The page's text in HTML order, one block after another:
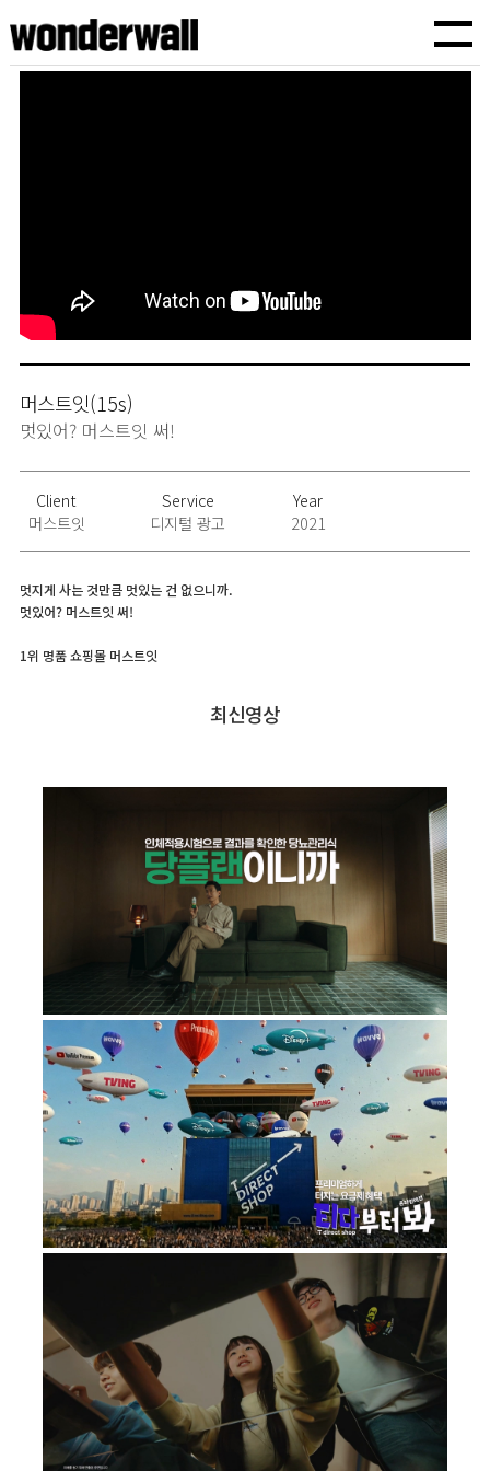
머스트잇(15s)
멋있어? 머스트잇 써!
Client
머스트잇
Service
디지털 광고
Year
2021
멋지게 사는 것만큼 멋있는 건 없으니까.
멋있어? 머스트잇 써!
1위 명품 쇼핑몰 머스트잇
최신영상